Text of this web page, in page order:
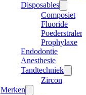
Disposables
Composiet
Fluoride
Poederstraler
Prophylaxe
Endodontie
Anesthesie
Tandtechniek
Zircon
Merken